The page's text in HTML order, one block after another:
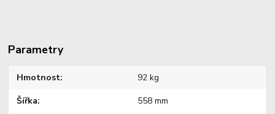
Parametry
Hmotnost 92 kg
Šířka 558 mm